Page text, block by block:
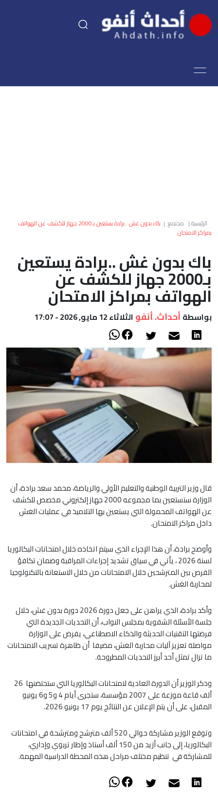
اقتصاد
العالم
الصحراء
الرئيسية| مجتمع |
باك بدون غش ..برادة يستعين بـ2000 جهاز للكشف عن الهواتف
بمراكز الامتحان
باك بدون غش ..برادة يستعين
بـ2000 جهاز للكشف عن
الهواتف بمراكز الامتحان
بواسطة أحداث. أنفو الثلاثاء 12 مايو, 2026 - 17:07
قال وزير التربية الوطنية والتعليم الأولي والرياضة، محمد سعد برادة، أن
الوزارة ستستعين بما مجموعه 2000 جهاز إلكتروني مخصص للكشف
عن الهواتف المحمولة التي يستعين بها التلاميذ في عمليات الغش
داخل مراكز الامتحان.
وأوضح برادة، أن هذا الإجراء الذي سيتم اتخاذه خلال امتحانات البكالوريا
لسنة 2026 ، يأتي في سياق تشديد إجراءات المراقبة وضمان تكافؤ
الفرص بين المترشحين خلال الامتحانات من خلال الاستعانة بالتكنولوجيا
لمحاربة الغش.
وأكد برادة، الذي يراهن على جعل دورة 2026 دورة بدون غش، خلال
جلسة الأسئلة الشفوية بمجلس النواب، أن التحديات الجديدة التي
فرضتها التقنيات الحديثة والذكاء الاصطناعي، يفرض على الوزارة
مواصلة تعزيز آليات محاربة الغش، مضيفا أن ظاهرة تسريب الامتحانات
ما تزال تمثل أحد أبرز التحديات المطروحة.
وذكر الوزير أن الدورة العادية لامتحانات البكالوريا التي ستحتضنها 26
ألف قاعة موزعة على 2007 مؤسسة، ستجرى أيام 4 و5 و6 يونيو
المقبل، على أن يتم الإعلان عن النتائج يوم 17 يونيو 2026.
وتوقع الوزير مشاركة حوالي 520 ألف مترشح ومترشحة في امتحانات
البكالوريا، إلى جانب أزيد من 150 ألف أستاذ وإطار تربوي وإداري،
للمشاركة في تنظيم مختلف مراحل هذه المحطة الدراسية المهمة.